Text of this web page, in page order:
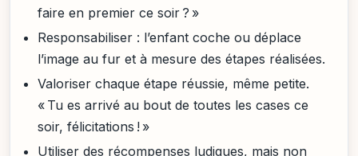
faire en premier ce soir ? »
Responsabiliser : l’enfant coche ou déplace
l’image au fur et à mesure des étapes réalisées.
Valoriser chaque étape réussie, même petite.
« Tu es arrivé au bout de toutes les cases ce
soir, félicitations ! »
Utiliser des récompenses ludiques, mais non